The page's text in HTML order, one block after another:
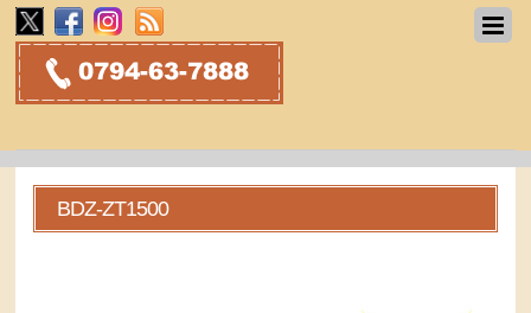
BDZ-ZT1500